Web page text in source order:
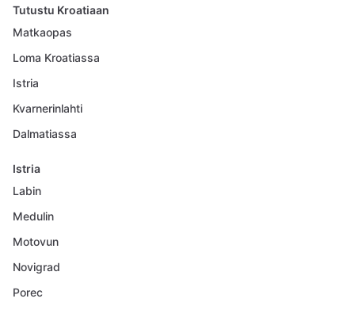
Tutustu Kroatiaan
Matkaopas
Loma Kroatiassa
Istria
Kvarnerinlahti
Dalmatiassa
Istria
Labin
Medulin
Motovun
Novigrad
Porec